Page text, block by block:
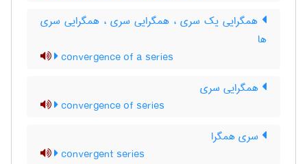
همگرایی یک سری ، همگرایی سری ، همگرایی سری
ها
convergence of a series
همگرایی سری
convergence of series
سری همگرا
convergent series